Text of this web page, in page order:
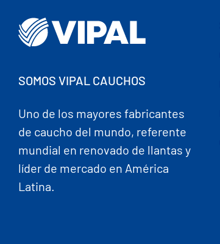
SOMOS VIPAL CAUCHOS
Uno de los mayores fabricantes
de caucho del mundo, referente
mundial en renovado de llantas y
líder de mercado en América
Latina.